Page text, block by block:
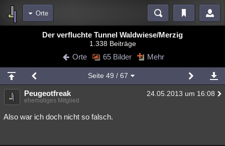
Orte
Blogs Videos
Chat Wiki Neuigkeiten
meine Rubriken
Menschen Wissenschaft Mystery Kriminalfälle
Spiritualität Verschwörungen
Der verfluchte Tunnel Waldwiese/Merzig
1.338 Beiträge
Orte 65 Bilder Mehr
Seite 49 / 67
Peugeotfreak 24.05.2013 um 16:08
ehemaliges Mitglied
Also war ich doch nicht so falsch.